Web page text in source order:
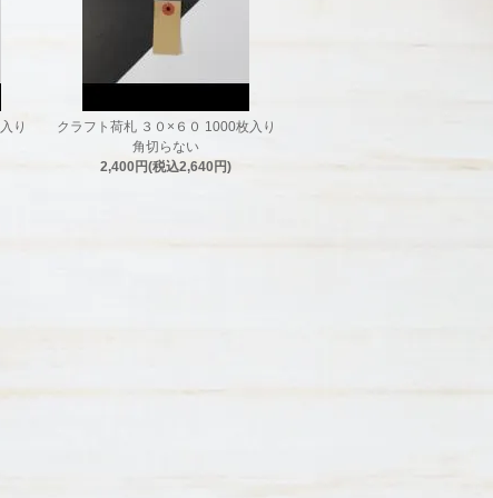
り
クラフト荷札 ３０×６０ 1000枚入り
角切らない
2,400円(税込2,640円)